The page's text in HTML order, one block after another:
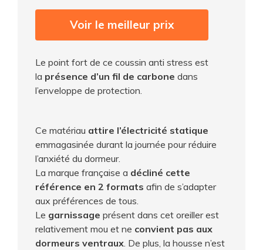
Voir le meilleur prix
Le point fort de ce coussin anti stress est
la présence d’un fil de carbone dans
l’enveloppe de protection.
Ce matériau attire l’électricité statique
emmagasinée durant la journée pour réduire
l’anxiété du dormeur.
La marque française a décliné cette
référence en 2 formats afin de s’adapter
aux préférences de tous.
Le garnissage présent dans cet oreiller est
relativement mou et ne convient pas aux
dormeurs ventraux . De plus, la housse n’est